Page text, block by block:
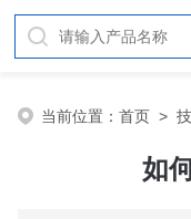
代理｜EDI模块维修
当前位置：首页 >
如